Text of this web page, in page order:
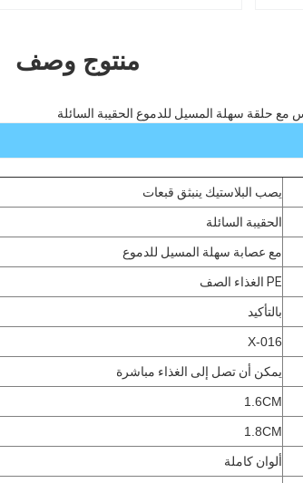
منتوج وصف
مع حلقة سهلة المسيل للدموع الحقيبة السائلة
يصب البلاستيك ينبثق قبعات
الحقيبة السائلة
مع عصابة سهلة المسيل للدموع
PE الغذاء الصف
بالتأكيد
X-016
يمكن أن تصل إلى الغذاء مباشرة
1.6CM
1.8CM
ألوان كاملة